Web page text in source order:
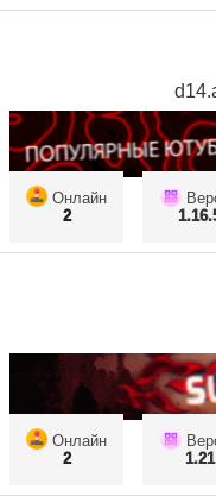
Онлайн
2
Онлайн
2
1.21